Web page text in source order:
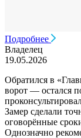
Подробнее
Владелец
19.05.2026
Обратился в
ворот — остался
Замер сделали
оговорённые
Однозначно